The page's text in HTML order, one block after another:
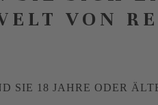
VON
SIE 18 JAHRE ODER